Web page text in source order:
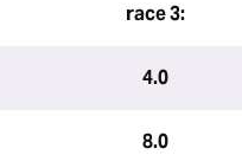
race 3:
4.0
8.0